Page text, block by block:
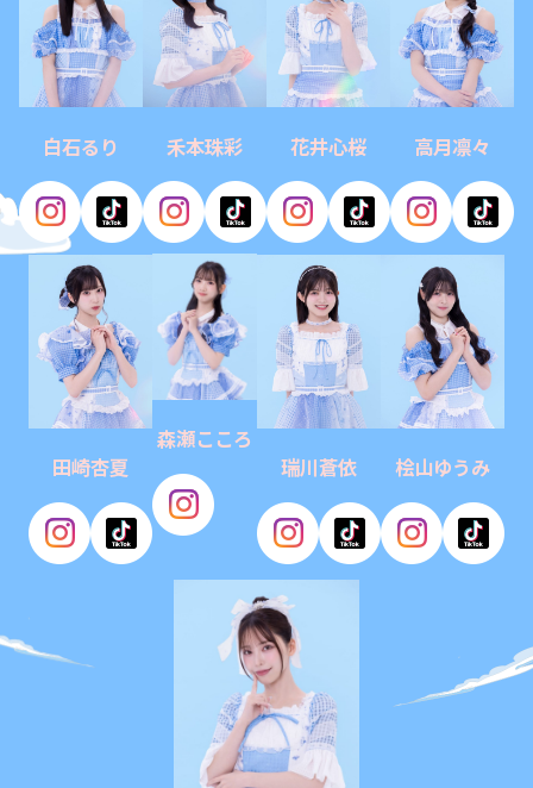
白石るり 禾本珠彩 花井心桜 高月凛々
田崎杏夏
森瀬こころ
瑞川蒼依
桧山ゆうみ